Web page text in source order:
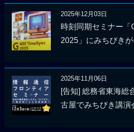
2025年12月03日
時刻同期セミナー「
2025」にみちびき
2025年11月06日
[告知] 総務省東海総
古屋でみちびき講演